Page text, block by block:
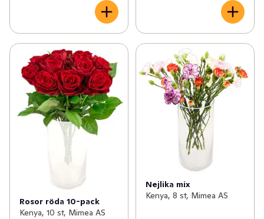
Rosor röda 10-pack
Kenya, 10 st, Mimea AS
Nejlika mix
Kenya, 8 st, Mimea AS